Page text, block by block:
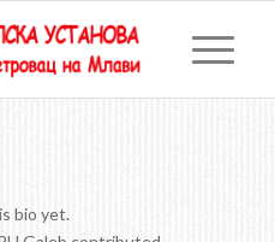
bio yet.